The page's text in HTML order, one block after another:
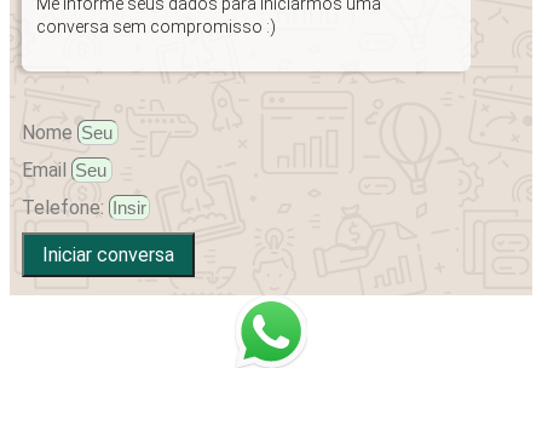
conversa sem compromisso :)
Nome
Email
Telefone:
Iniciar conversa